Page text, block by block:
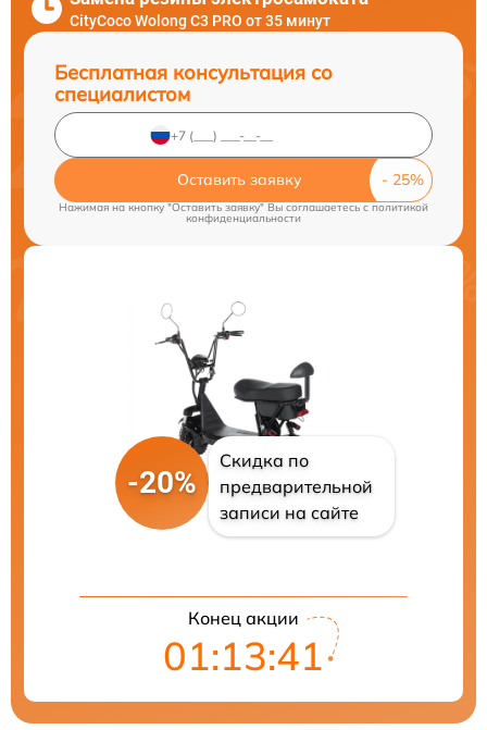
CityCoco Wolong C3 PRO от 35 минут
Бесплатная консультация со
специалистом
Оставить заявку
Нажимая на кнопку "Оставить заявку" Вы соглашаетесь cполитикой
конфиденциальности
-20%
Скидка по
предварительной
записи на сайте
Конец акции
01:13:40